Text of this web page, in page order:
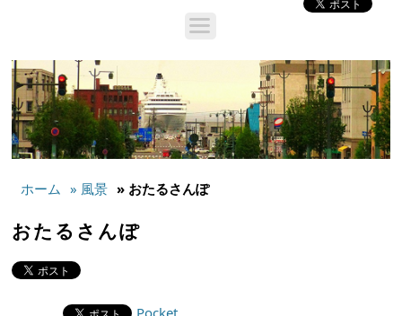
ホーム » 風景 » おたるさんぽ
おたるさんぽ
Pocket